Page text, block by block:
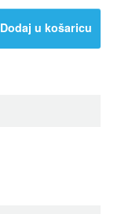
Dodaj u košaricu